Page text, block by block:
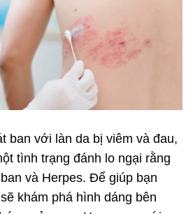
ban với làn da bị viêm và đau,
tình trạng đánh lo ngại rằng
và Herpes. Để giúp bạn
khám phá hình dáng bên